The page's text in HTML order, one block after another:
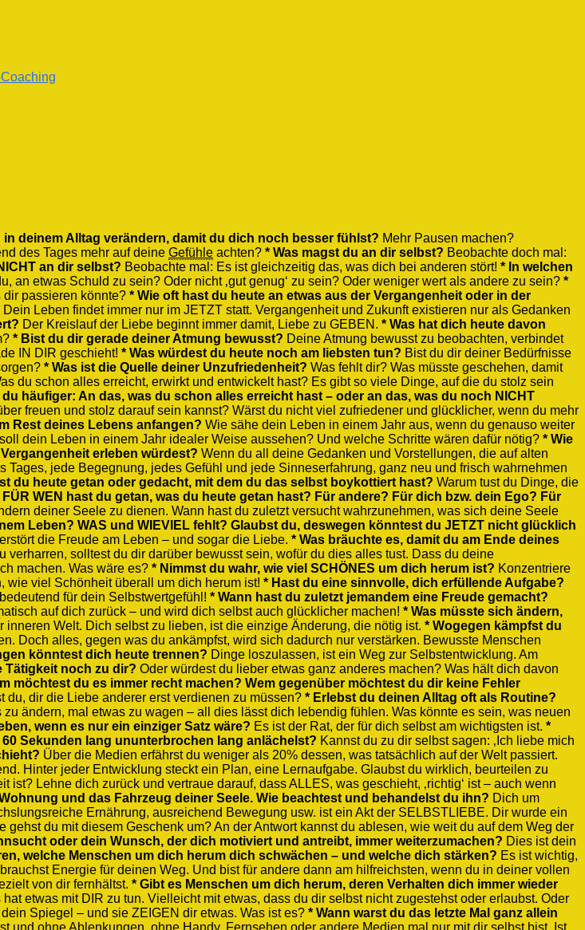
in deinem Alltag verändern, damit du dich noch besser fühlst? Mehr Pausen machen?
des Tages mehr auf deine Gefühle achten? * Was magst du an dir selbst? Beobachte doch mal:
an dir selbst? Beobachte mal: Es ist gleichzeitig das, was dich bei anderen stört! * In welchen
an etwas Schuld zu sein? Oder nicht ‚gut genug‘ zu sein? Oder weniger wert als andere zu sein? *
dir passieren könnte? * Wie oft hast du heute an etwas aus der Vergangenheit oder in der
Dein Leben findet immer nur im JETZT statt. Vergangenheit und Zukunft existieren nur als Gedanken
Der Kreislauf der Liebe beginnt immer damit, Liebe zu GEBEN. * Was hat dich heute davon
* Bist du dir gerade deiner Atmung bewusst? Deine Atmung bewusst zu beobachten, verbindet
IN DIR geschieht! * Was würdest du heute noch am liebsten tun? Bist du dir deiner Bedürfnisse
* Was ist die Quelle deiner Unzufriedenheit? Was fehlt dir? Was müsste geschehen, damit
du schon alles erreicht, erwirkt und entwickelt hast? Es gibt so viele Dinge, auf die du stolz sein
häufiger: An das, was du schon alles erreicht hast – oder an das, was du noch NICHT
freuen und stolz darauf sein kannst? Wärst du nicht viel zufriedener und glücklicher, wenn du mehr
Rest deines Lebens anfangen? Wie sähe dein Leben in einem Jahr aus, wenn du genauso weiter
dein Leben in einem Jahr idealer Weise aussehen? Und welche Schritte wären dafür nötig? * Wie
erleben würdest? Wenn du all deine Gedanken und Vorstellungen, die auf alten
jede Begegnung, jedes Gefühl und jede Sinneserfahrung, ganz neu und frisch wahrnehmen
du heute getan oder gedacht, mit dem du das selbst boykottiert hast? Warum tust du Dinge, die
FÜR WEN hast du getan, was du heute getan hast? Für andere? Für dich bzw. dein Ego? Für
deiner Seele zu dienen. Wann hast du zuletzt versucht wahrzunehmen, was sich deine Seele
Leben? WAS und WIEVIEL fehlt? Glaubst du, deswegen könntest du JETZT nicht glücklich
die Freude am Leben – und sogar die Liebe. * Was bräuchte es, damit du am Ende deines
verharren, solltest du dir darüber bewusst sein, wofür du dies alles tust. Dass du deine
machen. Was wäre es? * Nimmst du wahr, wie viel SCHÖNES um dich herum ist? Konzentriere
wie viel Schönheit überall um dich herum ist! * Hast du eine sinnvolle, dich erfüllende Aufgabe?
für dein Selbstwertgefühl! * Wann hast du zuletzt jemandem eine Freude gemacht?
auf dich zurück – und wird dich selbst auch glücklicher machen! * Was müsste sich ändern,
Welt. Dich selbst zu lieben, ist die einzige Änderung, die nötig ist. * Wogegen kämpfst du
Doch alles, gegen was du ankämpfst, wird sich dadurch nur verstärken. Bewusste Menschen
könntest dich heute trennen? Dinge loszulassen, ist ein Weg zur Selbstentwicklung. Am
Tätigkeit noch zu dir? Oder würdest du lieber etwas ganz anderes machen? Was hält dich davon
möchtest du es immer recht machen? Wem gegenüber möchtest du dir keine Fehler
dir die Liebe anderer erst verdienen zu müssen? * Erlebst du deinen Alltag oft als Routine?
ändern, mal etwas zu wagen – all dies lässt dich lebendig fühlen. Was könnte es sein, was neuen
wenn es nur ein einziger Satz wäre? Es ist der Rat, der für dich selbst am wichtigsten ist. *
Sekunden lang ununterbrochen lang anlächelst? Kannst du zu dir selbst sagen: ‚Ich liebe mich
Über die Medien erfährst du weniger als 20% dessen, was tatsächlich auf der Welt passiert.
Hinter jeder Entwicklung steckt ein Plan, eine Lernaufgabe. Glaubst du wirklich, beurteilen zu
ist? Lehne dich zurück und vertraue darauf, dass ALLES, was geschieht, ‚richtig‘ ist – auch wenn
und das Fahrzeug deiner Seele. Wie beachtest und behandelst du ihn? Dich um
Ernährung, ausreichend Bewegung usw. ist ein Akt der SELBSTLIEBE. Dir wurde ein
du mit diesem Geschenk um? An der Antwort kannst du ablesen, wie weit du auf dem Weg der
oder dein Wunsch, der dich motiviert und antreibt, immer weiterzumachen? Dies ist dein
welche Menschen um dich herum dich schwächen – und welche dich stärken? Es ist wichtig,
Energie für deinen Weg. Und bist für andere dann am hilfreichsten, wenn du in deiner vollen
von dir fernhältst. * Gibt es Menschen um dich herum, deren Verhalten dich immer wieder
etwas mit DIR zu tun. Vielleicht mit etwas, dass du dir selbst nicht zugestehst oder erlaubst. Oder
Spiegel – und sie ZEIGEN dir etwas. Was ist es? * Wann warst du das letzte Mal ganz allein
und ohne Ablenkungen, ohne Handy, Fernsehen oder andere Medien mal nur mit dir selbst bist. Ist